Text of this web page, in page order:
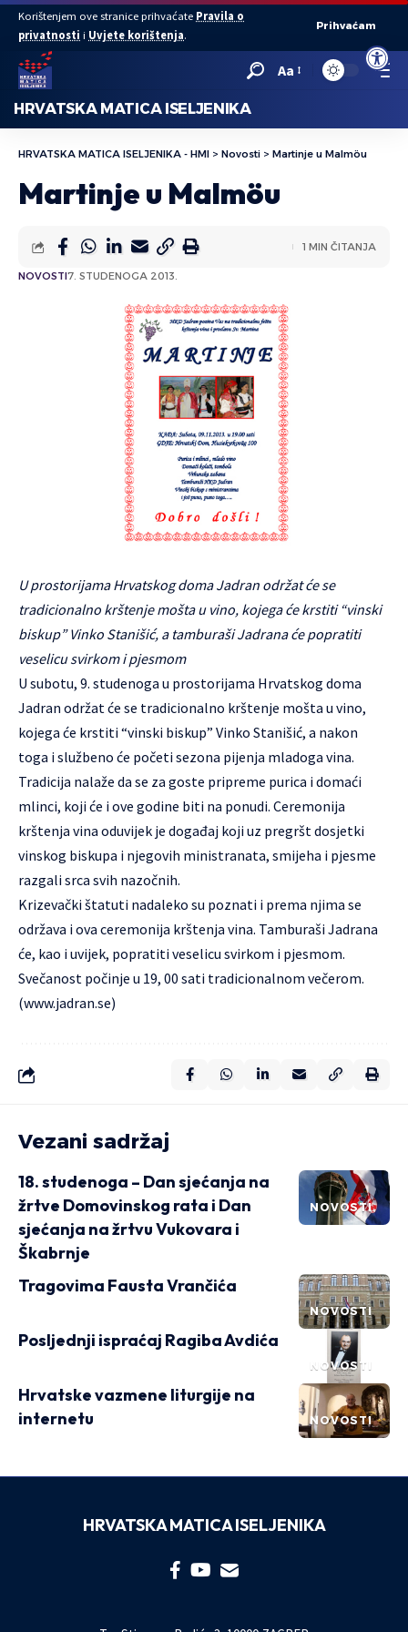
Open
Korištenjem ove stranice prihvaćate Pravila o
privatnosti i Uvjete korištenja.
Prihvaćam
Aa
HRVATSKA MATICA ISELJENIKA
HRVATSKA MATICA ISELJENIKA - HMI > Novosti > Martinje u Malmöu
Martinje u Malmöu
NOVOSTI7. STUDENOGA 2013.
1 MIN ČITANJA
U prostorijama Hrvatskog doma Jadran održat će se
tradicionalno krštenje mošta u vino, kojega će krstiti “vinski
biskup” Vinko Stanišić, a tamburaši Jadrana će popratiti
veselicu svirkom i pjesmom
U subotu, 9. studenoga u prostorijama Hrvatskog doma
Jadran održat će se tradicionalno krštenje mošta u vino,
kojega će krstiti “vinski biskup” Vinko Stanišić, a nakon
toga i službeno će početi sezona pijenja mladoga vina.
Tradicija nalaže da se za goste pripreme purica i domaći
mlinci, koji će i ove godine biti na ponudi. Ceremonija
krštenja vina oduvijek je događaj koji uz pregršt dosjetki
vinskog biskupa i njegovih ministranata, smijeha i pjesme
razgali srca svih nazočnih.
Krizevački štatuti nadaleko su poznati i prema njima se
održava i ova ceremonija krštenja vina. Tamburaši Jadrana
će, kao i uvijek, popratiti veselicu svirkom i pjesmom.
Svečanost počinje u 19, 00 sati tradicionalnom večerom.
(www.jadran.se)
Vezani sadržaj
NOVOSTI
18. studenoga – Dan sjećanja na
žrtve Domovinskog rata i Dan
sjećanja na žrtvu Vukovara i
Škabrnje
NOVOSTI
Tragovima Fausta Vrančića
NOVOSTI
Posljednji ispraćaj Ragiba Avdića
NOVOSTI
Hrvatske vazmene liturgije na
internetu
HRVATSKA MATICA ISELJENIKA